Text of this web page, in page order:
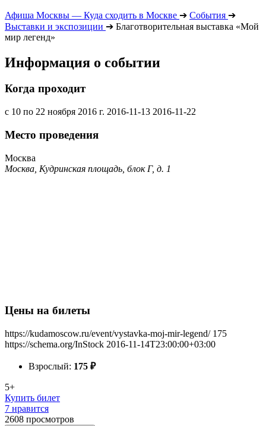
Афиша Москвы — Куда сходить в Москве ➔ События ➔
Выставки и экспозиции ➔ Благотворительная выставка «Мой
мир легенд»
Информация о событии
Когда проходит
с 10 по 22 ноября 2016 г. 2016-11-13 2016-11-22
Место проведения
Москва
Москва, Кудринская площадь, блок Г, д. 1
Цены на билеты
https://kudamoscow.ru/event/vystavka-moj-mir-legend/ 175
https://schema.org/InStock 2016-11-14T23:00:00+03:00
Взрослый: 175 ₽
5+
Купить билет
7 нравится
2608 просмотров